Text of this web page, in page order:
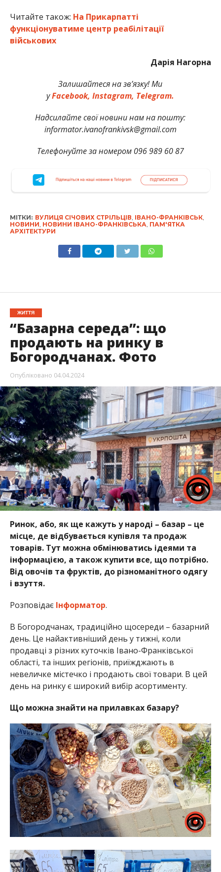
Читайте також: На Прикарпатті
функціонуватиме центр реабілітації
військових
Дарія Нагорна
Залишайтеся на зв’язку! Ми
уFacebook,Instagram, Telegram.
Надсилайте свої новини нам на пошту:
informator.ivanofrankivsk@gmail.com
Телефонуйте за номером 096 989 60 87
МІТКИ: ВУЛИЦЯ СІЧОВИХ СТРІЛЬЦІВ ІВАНО-ФРАНКІВСЬК,
НОВИНИ НОВИНИ ІВАНО-ФРАНКІВСЬКА ПАМ'ЯТКА
АРХІТЕКТУРИ
ЖИТТЯ
“Базарна середа”: що
продають на ринку в
Богородчанах. Фото
Опубліковано 04.04.2024
Ринок, або, як ще кажуть у народі – базар – це
місце, де відбувається купівля та продаж
товарів. Тут можна обмінюватись ідеями та
інформацією, а також купити все, що потрібно.
Від овочів та фруктів, до різноманітного одягу
і взуття.
Розповідає Інформатор.
В Богородчанах, традиційно щосереди – базарний
день. Це найактивніший день у тижні, коли
продавці з різних куточків Івано-Франківської
області, та інших регіонів, приїжджають в
невеличке містечко і продають свої товари. В цей
день на ринку є широкий вибір асортименту.
Що можна знайти на прилавках базару?